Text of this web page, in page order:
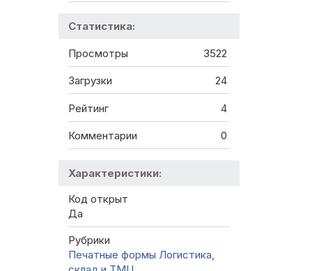
Статистика:
Просмотры 3522
Загрузки 24
Рейтинг 4
Комментарии 0
Характеристики:
Код открыт
Да
Рубрики
Печатные формы Логистика,